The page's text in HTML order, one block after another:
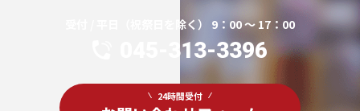
受付 / 平日（祝祭日を除く） 9：00 ～ 17：00
045-313-3396
24時間受付